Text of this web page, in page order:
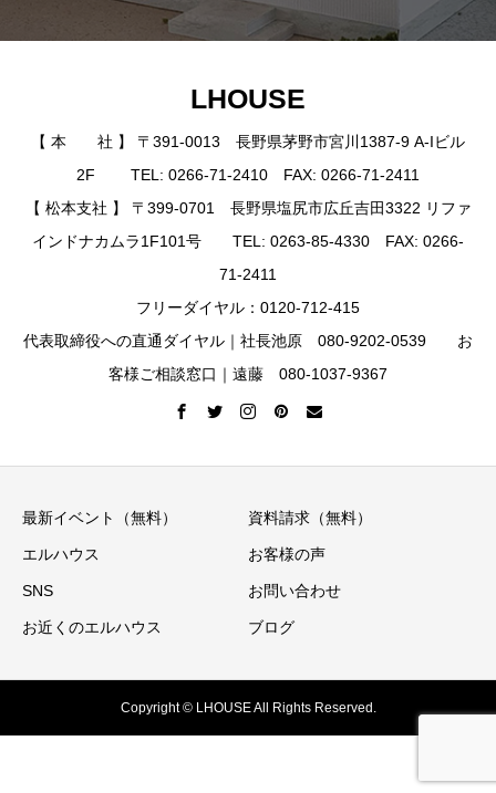
LHOUSE
【 本 社 】 〒391-0013 長野県茅野市宮川1387-9 A-Iビル
2F TEL: 0266-71-2410 FAX: 0266-71-2411
【 松本支社 】 〒399-0701 長野県塩尻市広丘吉田3322 リファ
インドナカムラ1F101号 TEL: 0263-85-4330 FAX: 0266-
71-2411
フリーダイヤル：0120-712-415
代表取締役への直通ダイヤル｜社長池原 080-9202-0539 お
客様ご相談窓口｜遠藤 080-1037-9367
最新イベント（無料） 資料請求（無料）
エルハウス お客様の声
SNS お問い合わせ
お近くのエルハウス ブログ
Copyright © LHOUSE All Rights Reserved.
お電話